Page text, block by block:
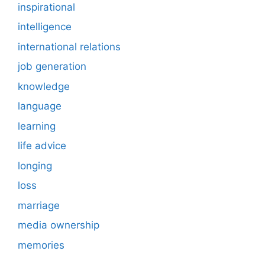
inspirational
intelligence
international relations
job generation
knowledge
language
learning
life advice
longing
loss
marriage
media ownership
memories